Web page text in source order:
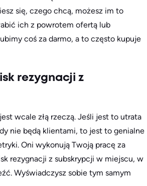
się, czego chcą, możesz im to
ich z powrotem ofertą lub
coś za darmo, a to często kupuje
rezygnacji z
wcale złą rzeczą. Jeśli jest to utrata
nie będą klientami, to jest to genialne
Oni wykonują Twoją pracę za
rezygnacji z subskrypcji w miejscu, w
Wyświadczysz sobie tym samym